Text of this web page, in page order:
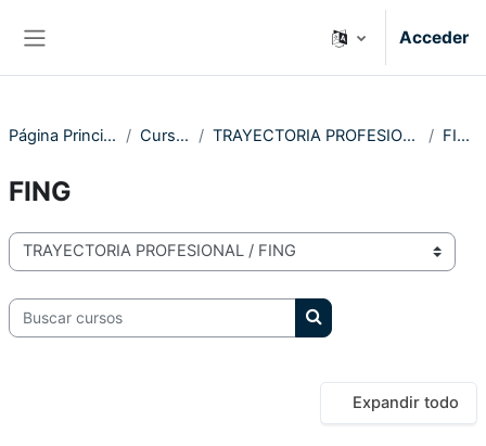
Acceder
Página Principal Cursos TRAYECTORIA PROFESIONAL FING
FING
Categorías
Buscar cursos
Buscar cursos
Expandir todo